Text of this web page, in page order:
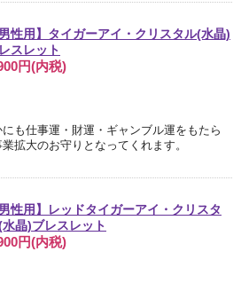
男性用】タイガーアイ・クリスタル(水晶)
スレット
円(内税)
も仕事運・財運・ギャンブル運をもたら
拡大のお守りとなってくれます。
男性用】レッドタイガーアイ・クリスタ
水晶)ブレスレット
円(内税)